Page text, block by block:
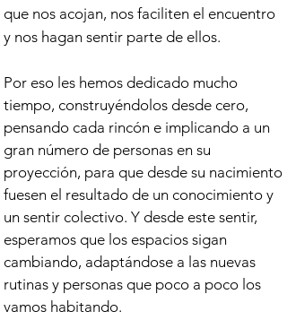
que nos acojan, nos faciliten el encuentro
y nos hagan sentir parte de ellos.
Por eso les hemos dedicado mucho
tiempo, construyéndolos desde cero,
pensando cada rincón e implicando a un
gran número de personas en su
proyección, para que desde su nacimiento
fuesen el resultado de un conocimiento y
un sentir colectivo. Y desde este sentir,
esperamos que los espacios sigan
cambiando, adaptándose a las nuevas
rutinas y personas que poco a poco los
vamos habitando.